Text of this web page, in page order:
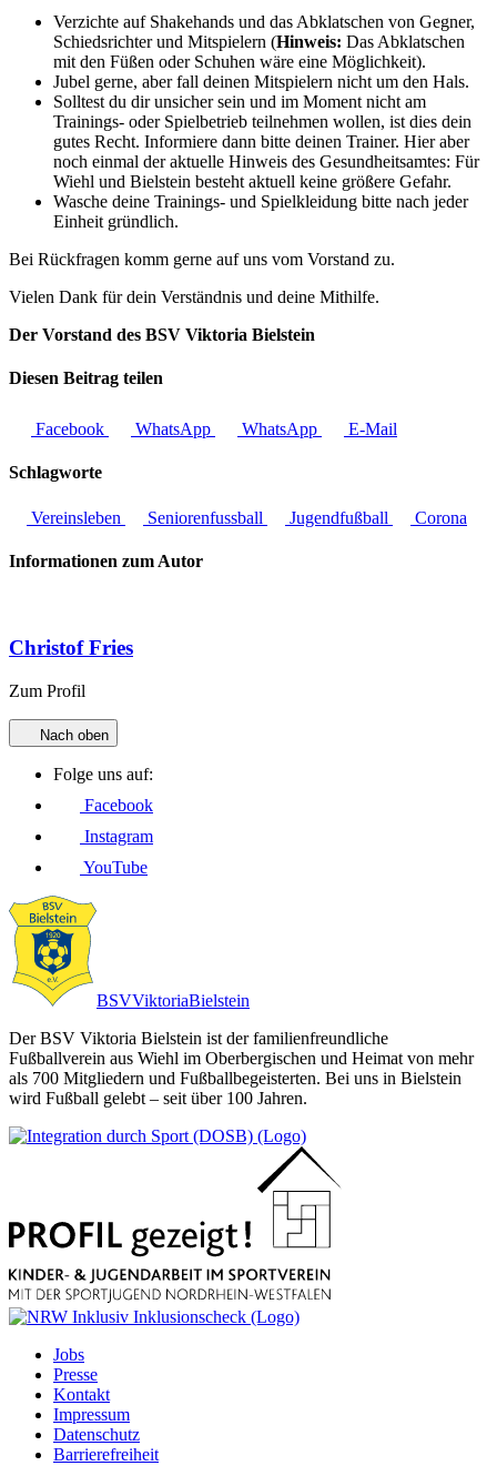
Verzichte auf Shakehands und das Abklatschen von Gegner,
Schiedsrichter und Mitspielern (Hinweis: Das Abklatschen
mit den Füßen oder Schuhen wäre eine Möglichkeit).
Jubel gerne, aber fall deinen Mitspielern nicht um den Hals.
Solltest du dir unsicher sein und im Moment nicht am
Trainings- oder Spielbetrieb teilnehmen wollen, ist dies dein
gutes Recht. Informiere dann bitte deinen Trainer. Hier aber
noch einmal der aktuelle Hinweis des Gesundheitsamtes: Für
Wiehl und Bielstein besteht aktuell keine größere Gefahr.
Wasche deine Trainings- und Spielkleidung bitte nach jeder
Einheit gründlich.
Bei Rückfragen komm gerne auf uns vom Vorstand zu.
Vielen Dank für dein Verständnis und deine Mithilfe.
Der Vorstand des BSV Viktoria Bielstein
Diesen Beitrag teilen
Facebook WhatsApp WhatsApp E-Mail
Schlagworte
Vereinsleben Seniorenfussball Jugendfußball Corona
Informationen zum Autor
Christof Fries
Zum Profil
Nach oben
Folge uns auf:
Facebook
Instagram
YouTube
BSVViktoriaBielstein
Der BSV Viktoria Bielstein ist der familienfreundliche
Fußballverein aus Wiehl im Oberbergischen und Heimat von mehr
als 700 Mitgliedern und Fußballbegeisterten. Bei uns in Bielstein
wird Fußball gelebt – seit über 100 Jahren.
Jobs
Presse
Kontakt
Impressum
Datenschutz
Barrierefreiheit